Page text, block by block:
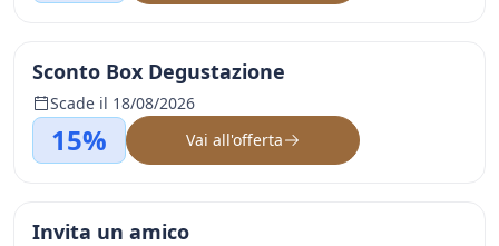
Sconto Box Degustazione
Scade il 18/08/2026
15% Vai all'offerta
Invita un amico